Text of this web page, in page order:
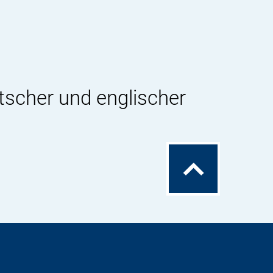
und englischer
Zum
Seitenanfang